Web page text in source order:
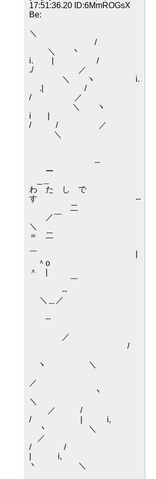
17:51:36.20 ID:6MmROGsX
Be:
＼
/
＼ 丶
i. | /
./ ／
＼ ヽ i.
.| /
/ ／
＼ ヽ
i |
/ / ／
＼
-‐
ー
わ た し で
す --
二
／￣
＼
＝ 二
￣ |
＾o
＾ |
￣
-‐
＼＿／
‐-
／
/
ヽ ＼
／
丶
＼
／ /
/ | i,
丶 ＼
／
/ /
| i,
丶 ＼